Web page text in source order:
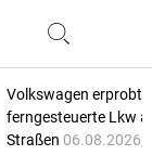
Volkswagen erprobt
ferngesteuerte Lkw
Straßen 06.08.2026,